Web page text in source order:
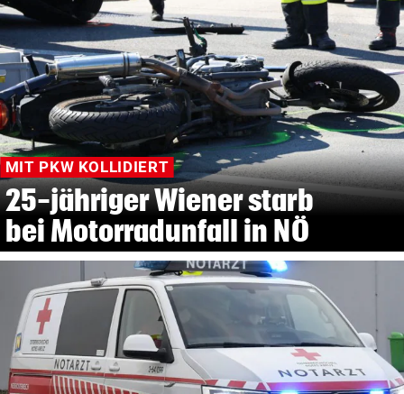
MIT PKW KOLLIDIERT
25-jähriger Wiener starb
bei Motorradunfall in NÖ